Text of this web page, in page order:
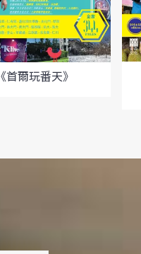
《首爾玩番天》